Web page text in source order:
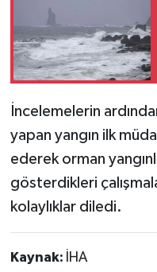
İncelemelerin
yapan yangın ilk
ederek orman
gösterdikleri
kolaylıklar diledi.
Kaynak: İHA